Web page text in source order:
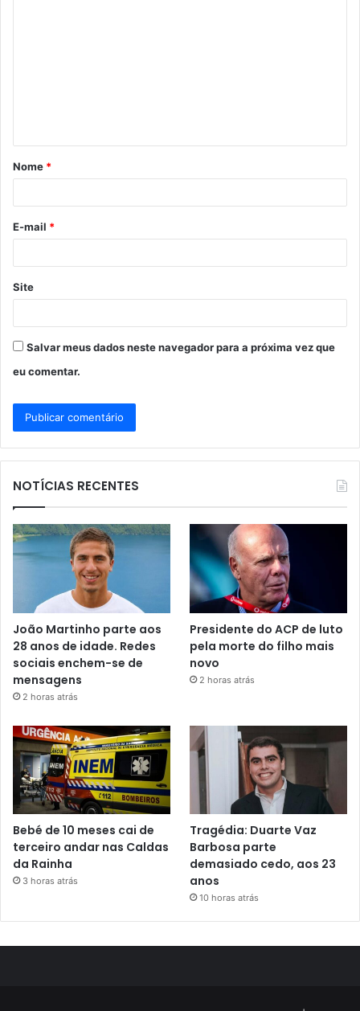
á
r
*
Nome *
E-mail *
Site
Salvar meus dados neste navegador para a próxima vez que
eu comentar.
NOTÍCIAS RECENTES
João Martinho parte aos
28 anos de idade. Redes
sociais enchem-se de
mensagens
2 horas atrás
Presidente do ACP de luto
pela morte do filho mais
novo
2 horas atrás
Bebé de 10 meses cai de
terceiro andar nas Caldas
da Rainha
3 horas atrás
Tragédia: Duarte Vaz
Barbosa parte
demasiado cedo, aos 23
anos
10 horas atrás